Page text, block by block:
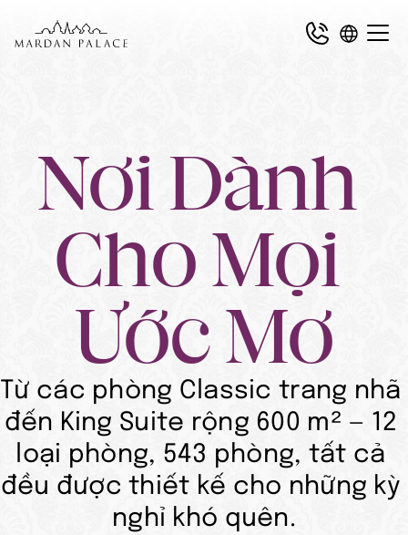
Nơi Dành
Cho Mọi
Ước Mơ
Từ các phòng Classic trang nhã
đến King Suite rộng 600 m² — 12
loại phòng, 543 phòng, tất cả
đều được thiết kế cho những kỳ
nghỉ khó quên.